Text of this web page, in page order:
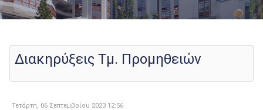
Διακηρύξεις Τμ. Προμηθειών
Τετάρτη, 06 Σεπτεμβρίου 2023 12:56